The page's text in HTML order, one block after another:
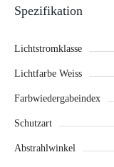
Spezifikation
Lichtstromklasse
Lichtfarbe Weiss
Farbwiedergabeindex
Schutzart
Abstrahlwinkel